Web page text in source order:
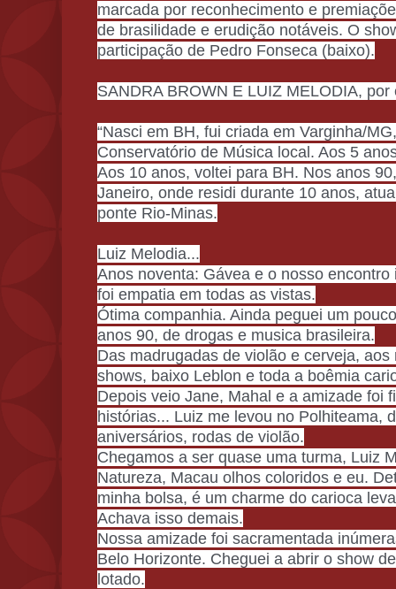
marcada por reconhecimento e
de brasilidade e erudição notáveis. O
participação de Pedro Fonseca (baixo).
SANDRA BROWN E LUIZ MELODIA, por
“Nasci em BH, fui criada em Varginha/
Conservatório de Música local. Aos 5
Aos 10 anos, voltei para BH. Nos anos
Janeiro, onde residi durante 10 anos,
ponte Rio-Minas.
Luiz Melodia...
Anos noventa: Gávea e o nosso
foi empatia em todas as vistas.
Ótima companhia. Ainda peguei um
anos 90, de drogas e musica brasileira.
Das madrugadas de violão e cerveja,
shows, baixo Leblon e toda a boêmia
Depois veio Jane, Mahal e a amizade foi
histórias... Luiz me levou no Polhiteama,
aniversários, rodas de violão.
Chegamos a ser quase uma turma, Luiz
Natureza, Macau olhos coloridos e eu.
minha bolsa, é um charme do carioca
Achava isso demais.
Nossa amizade foi sacramentada
Belo Horizonte. Cheguei a abrir o show
lotado.